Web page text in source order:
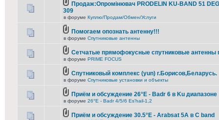
Продаж:Опромінювач PRODELIN KU-BAND 51
309
в форуме Куплю/Продам/Обмен/Услуги
Помогаем опознать антенну!!!
в форуме Спутниковые антенны
Сетчатые прямофокусные спутниковые антенны
в форуме PRIME FOCUS
Спутниковый комплекс (yun) г.Борисов,Беларусь.
в форуме Спутниковые установки и объекты
Приём и обсуждение 26°E - Badr 6 в Ku диапазоне
в форуме 26°E - Badr 4/5/6 Es'hail-1,2
Приём и обсуждение 30.5°E - Arabsat 5A в C band